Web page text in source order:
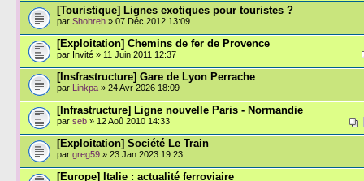
[Touristique] Lignes exotiques pour touristes ?
par Shohreh » 07 Déc 2012 13:09
[Exploitation] Chemins de fer de Provence
par Invité » 11 Juin 2011 12:37
[Insfrastructure] Gare de Lyon Perrache
par Linkpa » 24 Avr 2026 18:09
[Infrastructure] Ligne nouvelle Paris - Normandie
par seb » 12 Aoû 2010 14:33
[Exploitation] Société Le Train
par greg59 » 23 Jan 2023 19:23
[Europe] Italie : actualité ferroviaire